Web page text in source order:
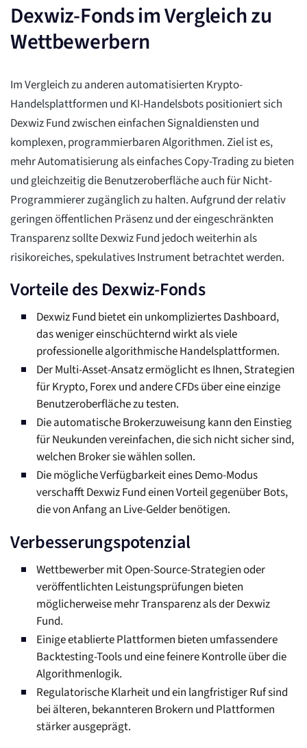
Dexwiz-Fonds im Vergleich zu
Wettbewerbern
Im Vergleich zu anderen automatisierten Krypto-
Handelsplattformen und KI-Handelsbots positioniert sich
Dexwiz Fund zwischen einfachen Signaldiensten und
komplexen, programmierbaren Algorithmen. Ziel ist es,
mehr Automatisierung als einfaches Copy-Trading zu bieten
und gleichzeitig die Benutzeroberfläche auch für Nicht-
Programmierer zugänglich zu halten. Aufgrund der relativ
geringen öffentlichen Präsenz und der eingeschränkten
Transparenz sollte Dexwiz Fund jedoch weiterhin als
risikoreiches, spekulatives Instrument betrachtet werden.
Vorteile des Dexwiz-Fonds
Dexwiz Fund bietet ein unkompliziertes Dashboard,
das weniger einschüchternd wirkt als viele
professionelle algorithmische Handelsplattformen.
Der Multi-Asset-Ansatz ermöglicht es Ihnen, Strategien
für Krypto, Forex und andere CFDs über eine einzige
Benutzeroberfläche zu testen.
Die automatische Brokerzuweisung kann den Einstieg
für Neukunden vereinfachen, die sich nicht sicher sind,
welchen Broker sie wählen sollen.
Die mögliche Verfügbarkeit eines Demo-Modus
verschafft Dexwiz Fund einen Vorteil gegenüber Bots,
die von Anfang an Live-Gelder benötigen.
Verbesserungspotenzial
Wettbewerber mit Open-Source-Strategien oder
veröffentlichten Leistungsprüfungen bieten
möglicherweise mehr Transparenz als der Dexwiz
Fund.
Einige etablierte Plattformen bieten umfassendere
Backtesting-Tools und eine feinere Kontrolle über die
Algorithmenlogik.
Regulatorische Klarheit und ein langfristiger Ruf sind
bei älteren, bekannteren Brokern und Plattformen
stärker ausgeprägt.